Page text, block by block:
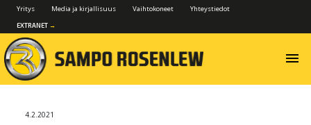
Yritys Media ja kirjallisuus Vaihtokoneet Yhteystiedot
EXTRANET →
menu
4.2.2021